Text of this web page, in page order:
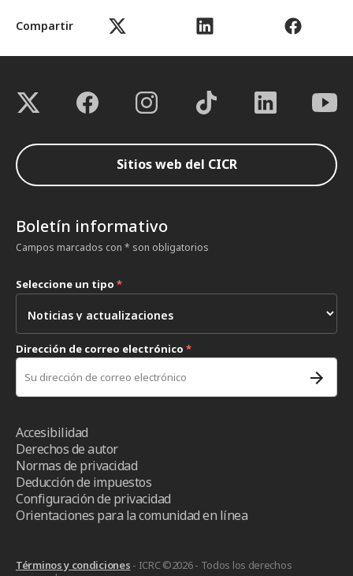
Compartir
Sitios web del CICR
Boletín informativo
Campos marcados con * son obligatorios
Seleccione un tipo *
Dirección de correo electrónico *
Accesibilidad
Derechos de autor
Normas de privacidad
Deducción de impuestos
Configuración de privacidad
Orientaciones para la comunidad en línea
Términos y condiciones - ICRC ©2026 - Todos los derechos